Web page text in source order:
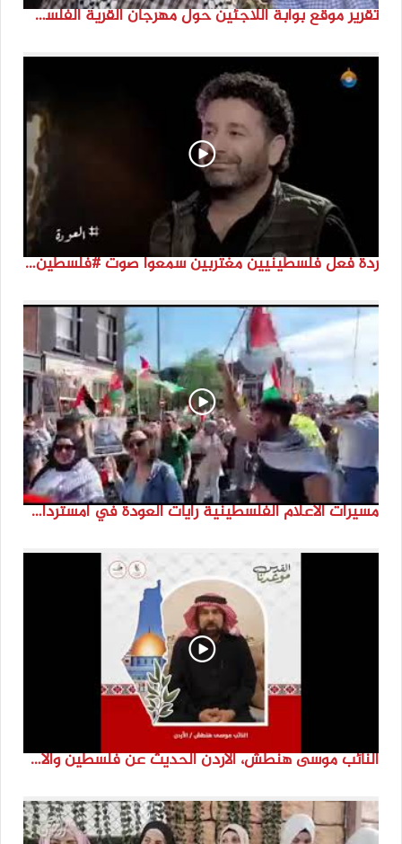
تقرير موقع بوابة اللاجئين حول مهرجان القرية الفلسطينية ( السميرية بلدتي)
ردة فعل فلسطينيين مغتربين سمعوا صوت #فلسطين لأول مرة #نتماء2022 #القدس_موعدنا #النكبة74
مسيرات الاعلام الفلسطينية رايات العودة في امستردام #النكبة74 #انتماء2022 #القدس_موعدنا
النائب موسى هنطش، الأردن الحديث عن فلسطين والاقصى هو عنصر تحدي من تحديات الأُمة في تاريخها الطويل. #انتماء2022